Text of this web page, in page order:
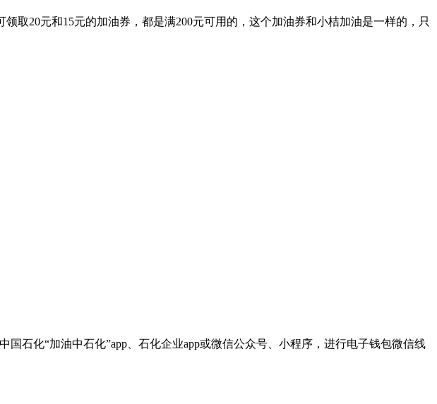
取20元和15元的加油券，都是满200元可用的，这个加油券和小桔加油是一样的，只
石化“加油中石化”app、石化企业app或微信公众号、小程序，进行电子钱包微信线